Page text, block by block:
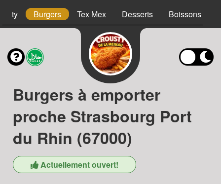
Burgers Tex Mex Desserts Boissons
Burgers à emporter
proche Strasbourg Port
du Rhin (67000)
Actuellement ouvert!